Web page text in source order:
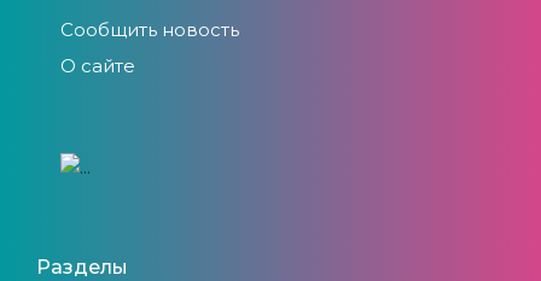
Сообщить новость
О сайте
Разделы